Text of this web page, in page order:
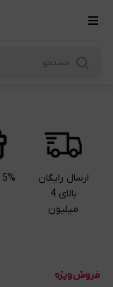
ارسال رایگان
بالای 4
میلیون